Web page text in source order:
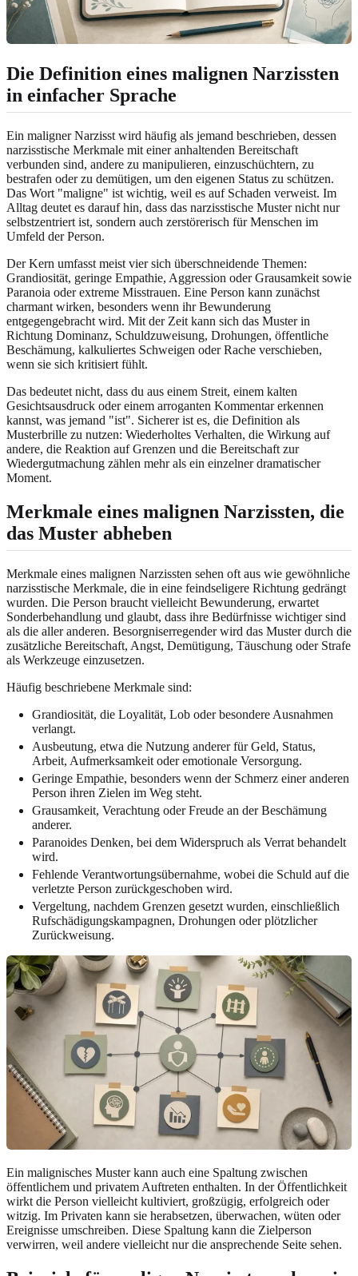
Die Definition eines malignen Narzissten
in einfacher Sprache
Ein maligner Narzisst wird häufig als jemand beschrieben, dessen
narzisstische Merkmale mit einer anhaltenden Bereitschaft
verbunden sind, andere zu manipulieren, einzuschüchtern, zu
bestrafen oder zu demütigen, um den eigenen Status zu schützen.
Das Wort "maligne" ist wichtig, weil es auf Schaden verweist. Im
Alltag deutet es darauf hin, dass das narzisstische Muster nicht nur
selbstzentriert ist, sondern auch zerstörerisch für Menschen im
Umfeld der Person.
Der Kern umfasst meist vier sich überschneidende Themen:
Grandiosität, geringe Empathie, Aggression oder Grausamkeit sowie
Paranoia oder extreme Misstrauen. Eine Person kann zunächst
charmant wirken, besonders wenn ihr Bewunderung
entgegengebracht wird. Mit der Zeit kann sich das Muster in
Richtung Dominanz, Schuldzuweisung, Drohungen, öffentliche
Beschämung, kalkuliertes Schweigen oder Rache verschieben,
wenn sie sich kritisiert fühlt.
Das bedeutet nicht, dass du aus einem Streit, einem kalten
Gesichtsausdruck oder einem arroganten Kommentar erkennen
kannst, was jemand "ist". Sicherer ist es, die Definition als
Musterbrille zu nutzen: Wiederholtes Verhalten, die Wirkung auf
andere, die Reaktion auf Grenzen und die Bereitschaft zur
Wiedergutmachung zählen mehr als ein einzelner dramatischer
Moment.
Merkmale eines malignen Narzissten, die
das Muster abheben
Merkmale eines malignen Narzissten sehen oft aus wie gewöhnliche
narzisstische Merkmale, die in eine feindseligere Richtung gedrängt
wurden. Die Person braucht vielleicht Bewunderung, erwartet
Sonderbehandlung und glaubt, dass ihre Bedürfnisse wichtiger sind
als die aller anderen. Besorgniserregender wird das Muster durch die
zusätzliche Bereitschaft, Angst, Demütigung, Täuschung oder Strafe
als Werkzeuge einzusetzen.
Häufig beschriebene Merkmale sind:
Grandiosität, die Loyalität, Lob oder besondere Ausnahmen
verlangt.
Ausbeutung, etwa die Nutzung anderer für Geld, Status,
Arbeit, Aufmerksamkeit oder emotionale Versorgung.
Geringe Empathie, besonders wenn der Schmerz einer anderen
Person ihren Zielen im Weg steht.
Grausamkeit, Verachtung oder Freude an der Beschämung
anderer.
Paranoides Denken, bei dem Widerspruch als Verrat behandelt
wird.
Fehlende Verantwortungsübernahme, wobei die Schuld auf die
verletzte Person zurückgeschoben wird.
Vergeltung, nachdem Grenzen gesetzt wurden, einschließlich
Rufschädigungskampagnen, Drohungen oder plötzlicher
Zurückweisung.
Ein malignisches Muster kann auch eine Spaltung zwischen
öffentlichem und privatem Auftreten enthalten. In der Öffentlichkeit
wirkt die Person vielleicht kultiviert, großzügig, erfolgreich oder
witzig. Im Privaten kann sie herabsetzen, überwachen, wüten oder
Ereignisse umschreiben. Diese Spaltung kann die Zielperson
verwirren, weil andere vielleicht nur die ansprechende Seite sehen.